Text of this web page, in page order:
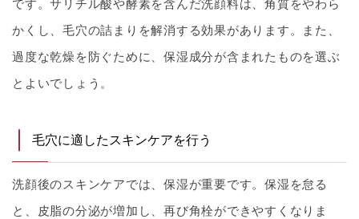
です。サリチル酸や酵素を含んだ洗顔料は、角質をやわら
かくし、毛穴の詰まりを解消する効果があります。また、
過度な乾燥を防ぐために、保湿成分が含まれたものを選ぶ
とよいでしょう。
毛穴に適したスキンケアを行う
洗顔後のスキンケアでは、保湿が重要です。保湿を怠る
と、皮脂の分泌が増加し、再び角栓ができやすくなりま